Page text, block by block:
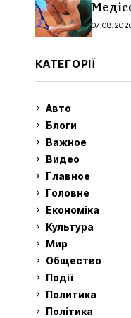
КАТЕГОРІЇ
Авто
Блоги
Важное
Видео
Главное
Головне
Економіка
Культура
Мир
Общество
Події
Политика
Політика